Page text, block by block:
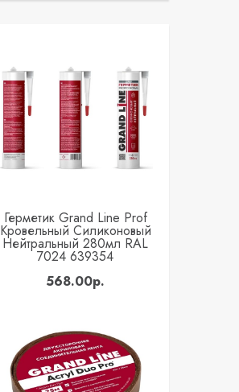
Купить
Герметик Grand Line Prof
Кровельный Силиконовый
Нейтральный 280мл RAL
7024 639354
568.00р.